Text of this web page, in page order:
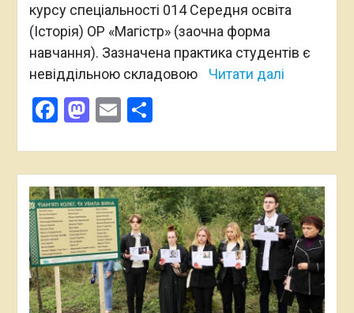
курсу спеціальності 014 Середня освіта
(Історія) ОР «Магістр» (заочна форма
навчання). Зазначена практика студентів є
невіддільною складовою
Читати далі
Facebook
Mastodon
EmailПоділитися